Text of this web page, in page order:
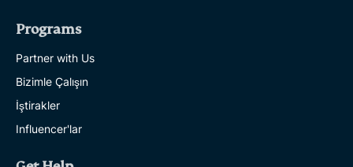
Programs
Partner with Us
Bizimle Çalışın
İştirakler
Influencer'lar